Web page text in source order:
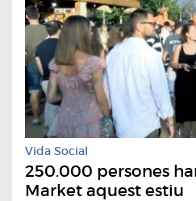
Vida Social
250.000 persones
Market aquest estiu